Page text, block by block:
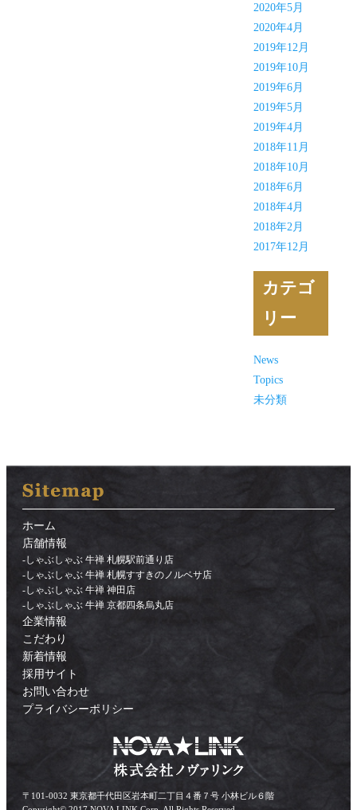
2020年5月
2020年4月
2019年12月
2019年10月
2019年6月
2019年5月
2019年4月
2018年11月
2018年10月
2018年6月
2018年4月
2018年2月
2017年12月
カテゴ
リー
News
Topics
未分類
ホーム
店舗情報
-しゃぶしゃぶ 牛禅 札幌駅前通り店
-しゃぶしゃぶ 牛禅 札幌すすきのノルベサ店
-しゃぶしゃぶ 牛禅 神田店
-しゃぶしゃぶ 牛禅 京都四条烏丸店
企業情報
こだわり
新着情報
採用サイト
お問い合わせ
プライバシーポリシー
〒101-0032 東京都千代田区岩本町二丁目４番７号 小林ビル６階